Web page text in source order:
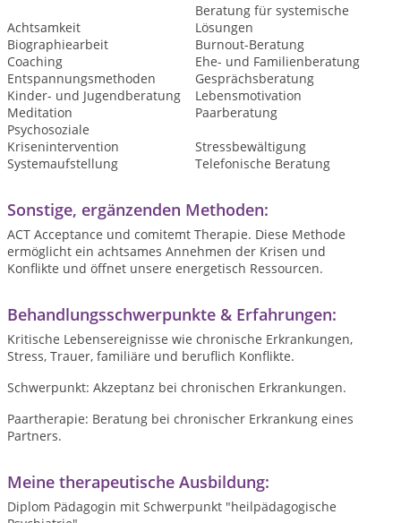
Achtsamkeit
Beratung für systemische
Lösungen
Biographiearbeit
Burnout-Beratung
Coaching
Ehe- und Familienberatung
Entspannungsmethoden
Gesprächsberatung
Kinder- und Jugendberatung
Lebensmotivation
Meditation
Paarberatung
Psychosoziale
Krisenintervention
Stressbewältigung
Systemaufstellung
Telefonische Beratung
Sonstige, ergänzenden Methoden:
ACT Acceptance und comitemt Therapie. Diese Methode
ermöglicht ein achtsames Annehmen der Krisen und
Konflikte und öffnet unsere energetisch Ressourcen.
Behandlungsschwerpunkte & Erfahrungen:
Kritische Lebensereignisse wie chronische Erkrankungen,
Stress, Trauer, familiäre und beruflich Konflikte.
Schwerpunkt: Akzeptanz bei chronischen Erkrankungen.
Paartherapie: Beratung bei chronischer Erkrankung eines
Partners.
Meine therapeutische Ausbildung:
Diplom Pädagogin mit Schwerpunkt "heilpädagogische